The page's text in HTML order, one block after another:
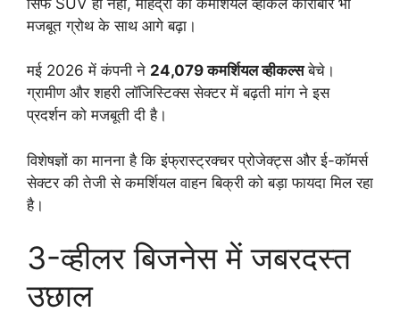
मजबूत ग्रोथ के साथ आगे बढ़ा।
मई 2026 में कंपनी ने 24,079 कमर्शियल व्हीकल्सबेचे।
ग्रामीण और शहरी लॉजिस्टिक्स सेक्टर में बढ़ती मांग ने इस
प्रदर्शन को मजबूती दी है।
विशेषज्ञों का मानना है कि इंफ्रास्ट्रक्चर प्रोजेक्ट्स और ई-कॉमर्स
सेक्टर की तेजी से कमर्शियल वाहन बिक्री को बड़ा फायदा मिल रहा
है।
3-व्हीलर बिजनेस में जबरदस्त
उछाल